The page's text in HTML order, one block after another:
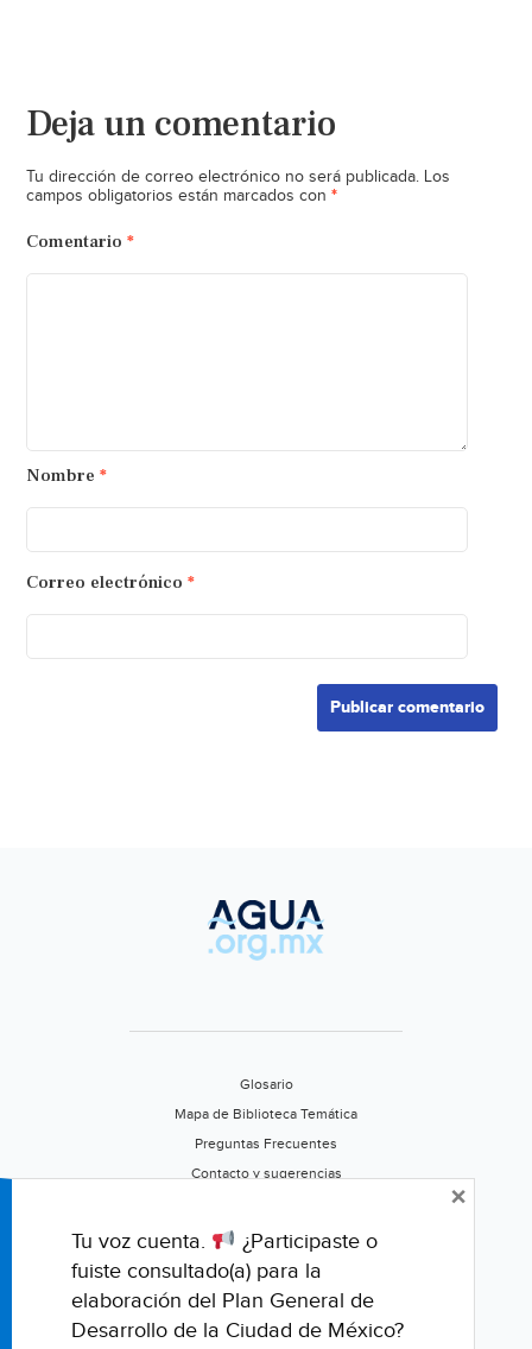
Deja un comentario
Tu dirección de correo electrónico no será publicada. Los
campos obligatorios están marcados con *
Comentario *
Nombre *
Correo electrónico *
Glosario
Mapa de Biblioteca Temática
Preguntas Frecuentes
Contacto y sugerencias
Califica este portal
Tu voz cuenta.
¿Participaste o
fuiste consultado(a) para la
elaboración del Plan General de
Desarrollo de la Ciudad de México?
×